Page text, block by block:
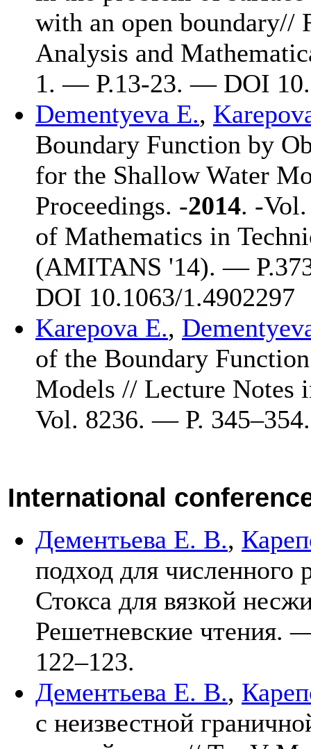
with an open boundary//
Analysis and
1. — P.13-23. — DOI
Dementyeva E.,
Boundary Function by
for the Shallow Water
Proceedings. -2014. -
of Mathematics in
(AMITANS '14). — P.3
DOI 10.1063/1.4902297
Karepova E.,
of the Boundary
Models // Lecture Notes
Vol. 8236. — P. 345–354.
International
Дементьева Е. В.,
подход для
Стокса для вязкой
Решетневские чтения.
122–123.
Дементьева Е. В.,
с неизвестной